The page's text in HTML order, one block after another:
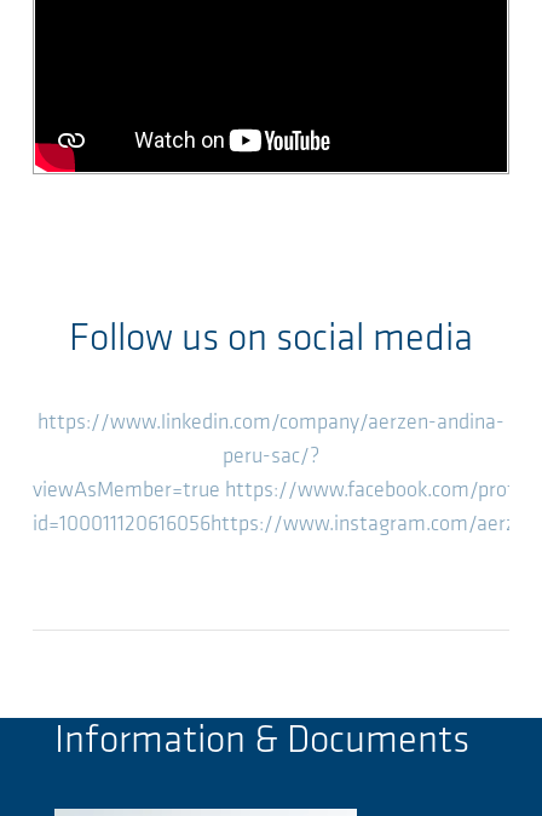
Follow us on social media
https://www.linkedin.com/company/aerzen-andina-
peru-sac/?
viewAsMember=true https://www.facebook.com/
id=100011120616056https://www.instagram.com/
Information & Documents